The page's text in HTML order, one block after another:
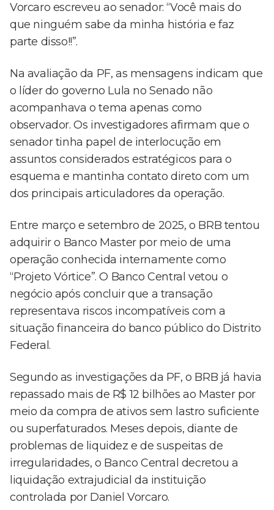
Vorcaro escreveu ao senador: “Você mais do
que ninguém sabe da minha história e faz
parte disso!!”.
Na avaliação da PF, as mensagens indicam que
o líder do governo Lula no Senado não
acompanhava o tema apenas como
observador. Os investigadores afirmam que o
senador tinha papel de interlocução em
assuntos considerados estratégicos para o
esquema e mantinha contato direto com um
dos principais articuladores da operação.
Entre março e setembro de 2025, o BRB tentou
adquirir o Banco Master por meio de uma
operação conhecida internamente como
“Projeto Vórtice”. O Banco Central vetou o
negócio após concluir que a transação
representava riscos incompatíveis com a
situação financeira do banco público do Distrito
Federal.
Segundo as investigações da PF, o BRB já havia
repassado mais de R$ 12 bilhões ao Master por
meio da compra de ativos sem lastro suficiente
ou superfaturados. Meses depois, diante de
problemas de liquidez e de suspeitas de
irregularidades, o Banco Central decretou a
liquidação extrajudicial da instituição
controlada por Daniel Vorcaro.